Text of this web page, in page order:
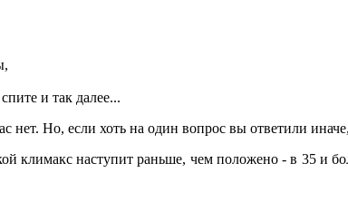
и так далее...
нет. Но, если хоть на один вопрос вы ответили
климакс наступит раньше, чем положено - в 35 и